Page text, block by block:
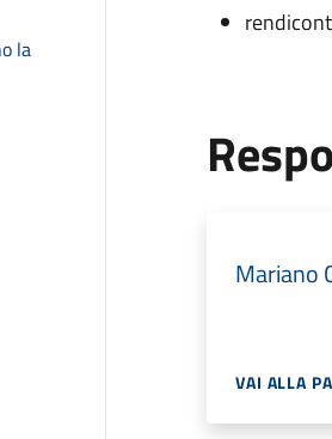
la
Mariano
VAI ALLA